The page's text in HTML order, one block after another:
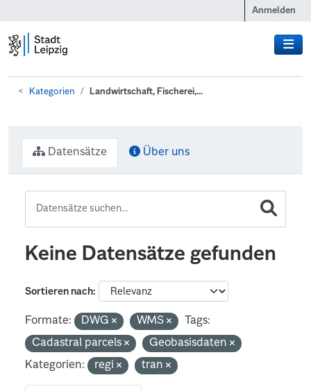
Anmelden
Kategorien Landwirtschaft, Fischerei,...
Datensätze Über uns
Keine Datensätze gefunden
Sortieren nach
Formate: DWG WMS
Tags:
Cadastral parcels
Geobasisdaten
Kategorien:
regi tran